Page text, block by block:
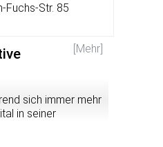
Fuchs-Str. 85
[Mehr]
sich immer mehr
in seiner